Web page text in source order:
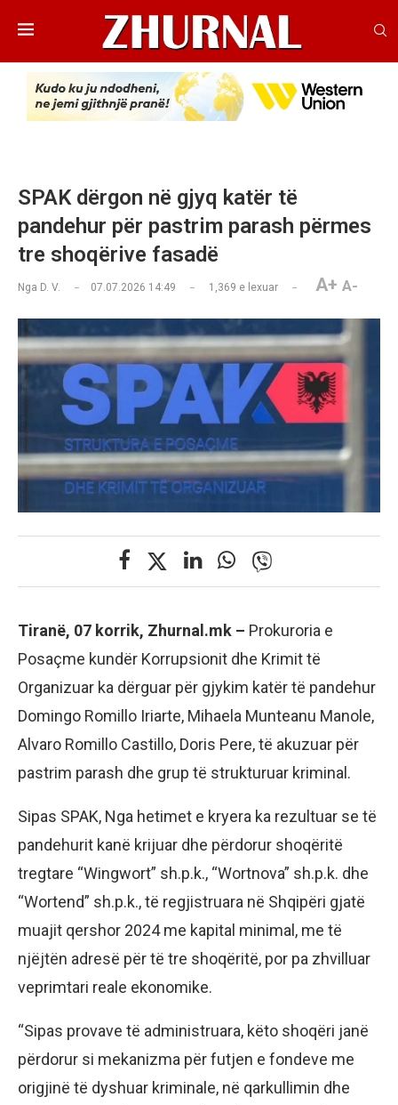
SPAK dërgon në gjyq katër të
pandehur për pastrim parash përmes
tre shoqërive fasadë
Nga D. V. 07.07.2026 14:49 1,369 e lexuar A+ A-
Tiranë, 07 korrik, Zhurnal.mk – Prokuroria e
Posaçme kundër Korrupsionit dhe Krimit të
Organizuar ka dërguar për gjykim katër të pandehur
Domingo Romillo Iriarte, Mihaela Munteanu Manole,
Alvaro Romillo Castillo, Doris Pere, të akuzuar për
pastrim parash dhe grup të strukturuar kriminal.
Sipas SPAK, Nga hetimet e kryera ka rezultuar se të
pandehurit kanë krijuar dhe përdorur shoqëritë
tregtare “Wingwort” sh.p.k., “Wortnova” sh.p.k. dhe
“Wortend” sh.p.k., të regjistruara në Shqipëri gjatë
muajit qershor 2024 me kapital minimal, me të
njëjtën adresë për të tre shoqëritë, por pa zhvilluar
veprimtari reale ekonomike.
“Sipas provave të administruara, këto shoqëri janë
përdorur si mekanizma për futjen e fondeve me
origjinë të dyshuar kriminale, në qarkullimin dhe